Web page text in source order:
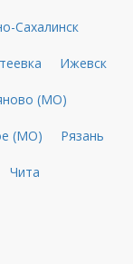
Сахалинск
Ижевск
(МО)
(МО) Рязань
Чита